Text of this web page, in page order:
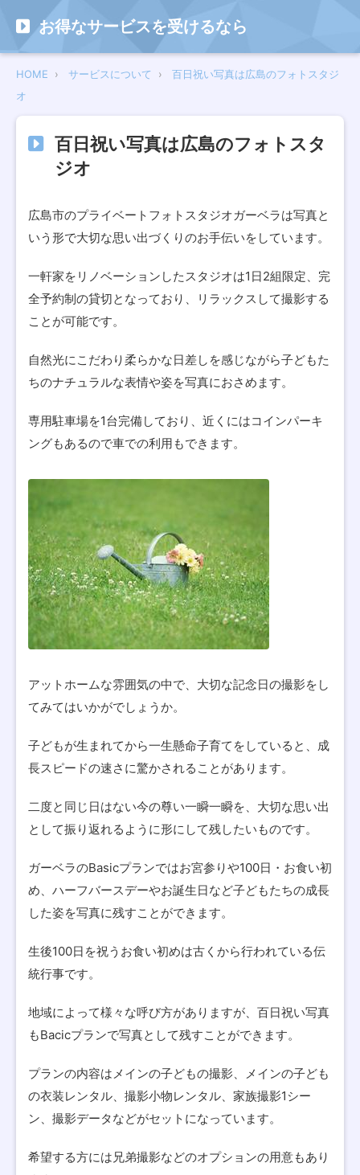
お得なサービスを受けるなら
HOME サービスについて
百日祝い写真は広島のフォトスタジ
オ
百日祝い写真は広島のフォトスタ
ジオ
広島市のプライベートフォトスタジオガーベラは写真と
いう形で大切な思い出づくりのお手伝いをしています。
一軒家をリノベーションしたスタジオは1日2組限定、完
全予約制の貸切となっており、リラックスして撮影する
ことが可能です。
自然光にこだわり柔らかな日差しを感じながら子どもた
ちのナチュラルな表情や姿を写真におさめます。
専用駐車場を1台完備しており、近くにはコインパーキ
ングもあるので車での利用もできます。
アットホームな雰囲気の中で、大切な記念日の撮影をし
てみてはいかがでしょうか。
子どもが生まれてから一生懸命子育てをしていると、成
長スピードの速さに驚かされることがあります。
二度と同じ日はない今の尊い一瞬一瞬を、大切な思い出
として振り返れるように形にして残したいものです。
ガーベラのBasicプランではお宮参りや100日・お食い初
め、ハーフバースデーやお誕生日など子どもたちの成長
した姿を写真に残すことができます。
生後100日を祝うお食い初めは古くから行われている伝
統行事です。
地域によって様々な呼び方がありますが、百日祝い写真
もBacicプランで写真として残すことができます。
プランの内容はメインの子どもの撮影、メインの子ども
の衣装レンタル、撮影小物レンタル、家族撮影1シー
ン、撮影データなどがセットになっています。
希望する方には兄弟撮影などのオプションの用意もあり